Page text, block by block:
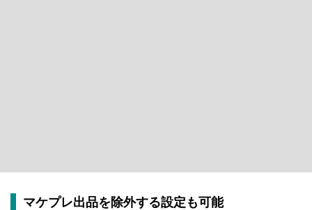
マケプレ出品を除外する設定も可能